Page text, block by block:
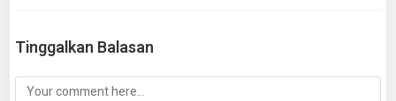
Tinggalkan Balasan